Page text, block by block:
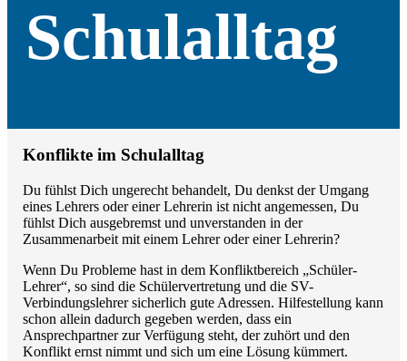
Schulalltag
Konflikte im Schulalltag
Du fühlst Dich ungerecht behandelt, Du denkst der Umgang
eines Lehrers oder einer Lehrerin ist nicht angemessen, Du
fühlst Dich ausgebremst und unverstanden in der
Zusammenarbeit mit einem Lehrer oder einer Lehrerin?
Wenn Du Probleme hast in dem Konfliktbereich „Schüler-
Lehrer“, so sind die Schülervertretung und die SV-
Verbindungslehrer sicherlich gute Adressen. Hilfestellung kann
schon allein dadurch gegeben werden, dass ein
Ansprechpartner zur Verfügung steht, der zuhört und den
Konflikt ernst nimmt und sich um eine Lösung kümmert.